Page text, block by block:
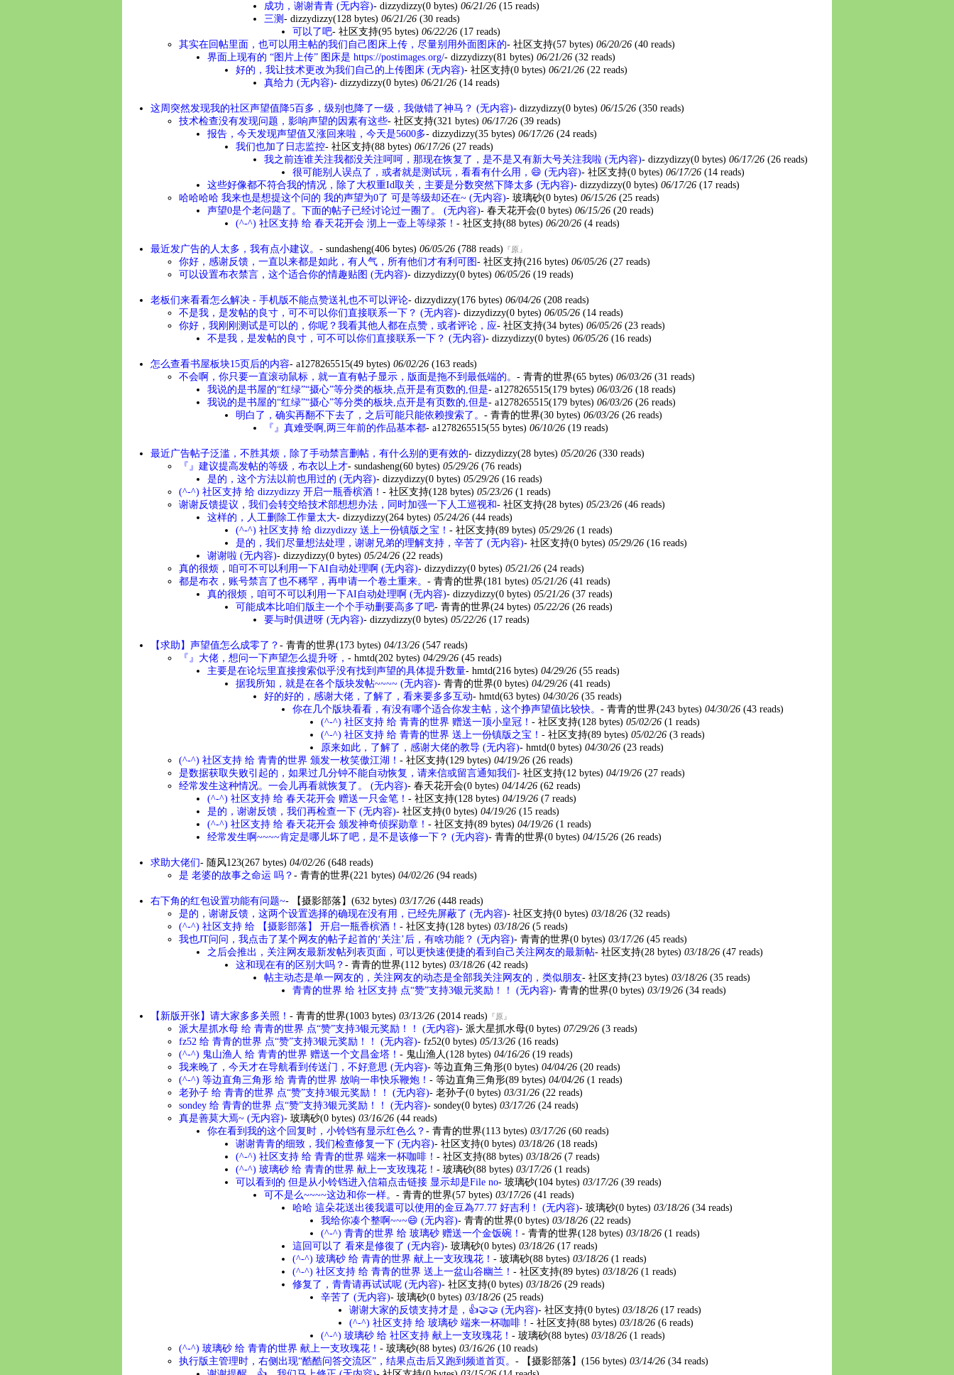
成功，谢谢青青 (无内容)- dizzydizzy(0 bytes) 06/21/26 (15 reads)
三测 - dizzydizzy(128 bytes) 06/21/26 (30 reads)
可以了吧- 社区支持(95 bytes) 06/22/26 (17 reads)
其实在回帖里面，也可以用主帖的我们自己图床上传，尽量别用外面图床的- 社区支持(57 bytes) 06/20/26 (40 reads)
界面上现有的 “图片上传” 图床是 https://postimages.org/- dizzydizzy(81 bytes) 06/21/26 (32 reads)
好的，我让技术更改为我们自己的上传图床 (无内容)- 社区支持(0 bytes) 06/21/26 (22 reads)
真给力 (无内容)- dizzydizzy(0 bytes) 06/21/26 (14 reads)
这周突然发现我的社区声望值降5百多，级别也降了一级，我做错了神马？ (无内容)- dizzydizzy(0 bytes) 06/15/26 (350 reads)
技术检查没有发现问题，影响声望的因素有这些- 社区支持(321 bytes) 06/17/26 (39 reads)
报告，今天发现声望值又涨回来啦，今天是5600多- dizzydizzy(35 bytes) 06/17/26 (24 reads)
我们也加了日志监控- 社区支持(88 bytes) 06/17/26 (27 reads)
我之前连谁关注我都没关注呵呵，那现在恢复了，是不是又有新大号关注我啦 (无内容)- dizzydizzy(0 bytes) 06/17/26 (26 reads)
很可能别人误点了，或者就是测试玩，看看有什么用，😄 (无内容)- 社区支持(0 bytes) 06/17/26 (14 reads)
这些好像都不符合我的情况，除了大权重Id取关，主要是分数突然下降太多 (无内容)- dizzydizzy(0 bytes) 06/17/26 (17 reads)
哈哈哈哈 我来也是想提这个问的 我的声望为0了 可是等级却还在~ (无内容)- 玻璃砂(0 bytes) 06/15/26 (25 reads)
声望0是个老问题了。下面的帖子已经讨论过一圈了。 (无内容)- 春天花开会(0 bytes) 06/15/26 (20 reads)
(^-^) 社区支持 给 春天花开会 沏上一壶上等绿茶！ - 社区支持(88 bytes) 06/20/26 (4 reads)
最近发广告的人太多，我有点小建议。 - sundasheng(406 bytes) 06/05/26 (788 reads) 『原』
你好，感谢反馈，一直以来都是如此，有人气，所有他们才有利可图 - 社区支持(216 bytes) 06/05/26 (27 reads)
可以设置布衣禁言，这个适合你的情趣贴图 (无内容)- dizzydizzy(0 bytes) 06/05/26 (19 reads)
老板们来看看怎么解决 - 手机版不能点赞送礼也不可以评论- dizzydizzy(176 bytes) 06/04/26 (208 reads)
不是我，是发帖的良寸，可不可以你们直接联系一下？ (无内容)- dizzydizzy(0 bytes) 06/05/26 (14 reads)
你好，我刚刚测试是可以的，你呢？我看其他人都在点赞，或者评论，应- 社区支持(34 bytes) 06/05/26 (23 reads)
不是我，是发帖的良寸，可不可以你们直接联系一下？ (无内容)- dizzydizzy(0 bytes) 06/05/26 (16 reads)
怎么查看书屋板块15页后的内容- a1278265515(49 bytes) 06/02/26 (163 reads)
不会啊，你只要一直滚动鼠标，就一直有帖子显示，版面是拖不到最低端的。 - 青青的世界(65 bytes) 06/03/26 (31 reads)
我说的是书屋的“红绿”“摄心”等分类的板块,点开是有页数的,但是- a1278265515(179 bytes) 06/03/26 (18 reads)
我说的是书屋的“红绿”“摄心”等分类的板块,点开是有页数的,但是- a1278265515(179 bytes) 06/03/26 (26 reads)
明白了，确实再翻不下去了，之后可能只能依赖搜索了。 - 青青的世界(30 bytes) 06/03/26 (26 reads)
『』真难受啊,两三年前的作品基本都- a1278265515(55 bytes) 06/10/26 (19 reads)
最近广告帖子泛滥，不胜其烦，除了手动禁言删帖，有什么别的更有效的- dizzydizzy(28 bytes) 05/20/26 (330 reads)
『』建议提高发帖的等级，布衣以上才- sundasheng(60 bytes) 05/29/26 (76 reads)
是的，这个方法以前也用过的 (无内容)- dizzydizzy(0 bytes) 05/29/26 (16 reads)
(^-^) 社区支持 给 dizzydizzy 开启一瓶香槟酒！ - 社区支持(128 bytes) 05/23/26 (1 reads)
谢谢反馈提议，我们会转交给技术部想想办法，同时加强一下人工巡视和- 社区支持(28 bytes) 05/23/26 (46 reads)
这样的，人工删除工作量太大- dizzydizzy(264 bytes) 05/24/26 (44 reads)
(^-^) 社区支持 给 dizzydizzy 送上一份镇版之宝！ - 社区支持(89 bytes) 05/29/26 (1 reads)
是的，我们尽量想法处理，谢谢兄弟的理解支持，辛苦了 (无内容)- 社区支持(0 bytes) 05/29/26 (16 reads)
谢谢啦 (无内容)- dizzydizzy(0 bytes) 05/24/26 (22 reads)
真的很烦，咱可不可以利用一下AI自动处理啊 (无内容)- dizzydizzy(0 bytes) 05/21/26 (24 reads)
都是布衣，账号禁言了也不稀罕，再申请一个卷土重来。 - 青青的世界(181 bytes) 05/21/26 (41 reads)
真的很烦，咱可不可以利用一下AI自动处理啊 (无内容)- dizzydizzy(0 bytes) 05/21/26 (37 reads)
可能成本比咱们版主一个个手动删要高多了吧- 青青的世界(24 bytes) 05/22/26 (26 reads)
要与时俱进呀 (无内容)- dizzydizzy(0 bytes) 05/22/26 (17 reads)
【求助】声望值怎么成零了？ - 青青的世界(173 bytes) 04/13/26 (547 reads)
『』大佬，想问一下声望怎么提升呀， - hmtd(202 bytes) 04/29/26 (45 reads)
主要是在论坛里直接搜索似乎没有找到声望的具体提升数量- hmtd(216 bytes) 04/29/26 (55 reads)
据我所知，就是在各个版块发帖~~~~ (无内容)- 青青的世界(0 bytes) 04/29/26 (41 reads)
好的好的，感谢大佬，了解了，看来要多多互动- hmtd(63 bytes) 04/30/26 (35 reads)
你在几个版块看看，有没有哪个适合你发主帖，这个挣声望值比较快。 - 青青的世界(243 bytes) 04/30/26 (43 reads)
(^-^) 社区支持 给 青青的世界 赠送一顶小皇冠！ - 社区支持(128 bytes) 05/02/26 (1 reads)
(^-^) 社区支持 给 青青的世界 送上一份镇版之宝！ - 社区支持(89 bytes) 05/02/26 (3 reads)
原来如此，了解了，感谢大佬的教导 (无内容)- hmtd(0 bytes) 04/30/26 (23 reads)
(^-^) 社区支持 给 青青的世界 颁发一枚笑傲江湖！ - 社区支持(129 bytes) 04/19/26 (26 reads)
是数据获取失败引起的，如果过几分钟不能自动恢复，请来信或留言通知我们- 社区支持(12 bytes) 04/19/26 (27 reads)
经常发生这种情况。一会儿再看就恢复了。 (无内容)- 春天花开会(0 bytes) 04/14/26 (62 reads)
(^-^) 社区支持 给 春天花开会 赠送一只金笔！ - 社区支持(128 bytes) 04/19/26 (7 reads)
是的，谢谢反馈，我们再检查一下 (无内容)- 社区支持(0 bytes) 04/19/26 (15 reads)
(^-^) 社区支持 给 春天花开会 颁发神奇侦探勋章！ - 社区支持(89 bytes) 04/19/26 (1 reads)
经常发生啊~~~~肯定是哪儿坏了吧，是不是该修一下？ (无内容)- 青青的世界(0 bytes) 04/15/26 (26 reads)
求助大佬们- 随风123(267 bytes) 04/02/26 (648 reads)
是 老婆的故事之命运 吗？ - 青青的世界(221 bytes) 04/02/26 (94 reads)
右下角的红包设置功能有问题~- 【摄影部落】 (632 bytes) 03/17/26 (448 reads)
是的，谢谢反馈，这两个设置选择的确现在没有用，已经先屏蔽了 (无内容)- 社区支持(0 bytes) 03/18/26 (32 reads)
(^-^) 社区支持 给 【摄影部落】 开启一瓶香槟酒！ - 社区支持(128 bytes) 03/18/26 (5 reads)
我也JT问问，我点击了某个网友的帖子起首的‘关注’后，有啥功能？ (无内容)- 青青的世界(0 bytes) 03/17/26 (45 reads)
之后会推出，关注网友最新发帖列表页面，可以更快速便捷的看到自己关注网友的最新帖- 社区支持(28 bytes) 03/18/26 (47 reads)
这和现在有的区别大吗？ - 青青的世界(112 bytes) 03/18/26 (42 reads)
帖主动态是单一网友的，关注网友的动态是全部我关注网友的，类似朋友- 社区支持(23 bytes) 03/18/26 (35 reads)
青青的世界 给 社区支持 点“赞”支持3银元奖励！！ (无内容)- 青青的世界(0 bytes) 03/19/26 (34 reads)
【新版开张】请大家多多关照！ - 青青的世界(1003 bytes) 03/13/26 (2014 reads) 『原』
派大星抓水母 给 青青的世界 点“赞”支持3银元奖励！！ (无内容)- 派大星抓水母(0 bytes) 07/29/26 (3 reads)
fz52 给 青青的世界 点“赞”支持3银元奖励！！ (无内容)- fz52(0 bytes) 05/13/26 (16 reads)
(^-^) 鬼山渔人 给 青青的世界 赠送一个文昌金塔！ - 鬼山渔人(128 bytes) 04/16/26 (19 reads)
我来晚了，今天才在导航看到传送门，不好意思 (无内容)- 等边直角三角形(0 bytes) 04/04/26 (20 reads)
(^-^) 等边直角三角形 给 青青的世界 放响一串快乐鞭炮！ - 等边直角三角形(89 bytes) 04/04/26 (1 reads)
老孙子 给 青青的世界 点“赞”支持3银元奖励！！ (无内容)- 老孙子(0 bytes) 03/31/26 (22 reads)
sondey 给 青青的世界 点“赞”支持3银元奖励！！ (无内容)- sondey(0 bytes) 03/17/26 (24 reads)
真是善莫大焉~ (无内容)- 玻璃砂(0 bytes) 03/16/26 (44 reads)
你在看到我的这个回复时，小铃铛有显示红色么？ - 青青的世界(113 bytes) 03/17/26 (60 reads)
谢谢青青的细致，我们检查修复一下 (无内容)- 社区支持(0 bytes) 03/18/26 (18 reads)
(^-^) 社区支持 给 青青的世界 端来一杯咖啡！ - 社区支持(88 bytes) 03/18/26 (7 reads)
(^-^) 玻璃砂 给 青青的世界 献上一支玫瑰花！ - 玻璃砂(88 bytes) 03/17/26 (1 reads)
可以看到的 但是从小铃铛进入信箱点击链接 显示却是File no- 玻璃砂(104 bytes) 03/17/26 (39 reads)
可不是么~~~~这边和你一样。 - 青青的世界(57 bytes) 03/17/26 (41 reads)
哈哈 這朵花送出後我還可以使用的金豆為77.77 好吉利！ (无内容)- 玻璃砂(0 bytes) 03/18/26 (34 reads)
我给你凑个整啊~~~😄 (无内容)- 青青的世界(0 bytes) 03/18/26 (22 reads)
(^-^) 青青的世界 给 玻璃砂 赠送一个金饭碗！ - 青青的世界(128 bytes) 03/18/26 (1 reads)
這回可以了 看來是修復了 (无内容)- 玻璃砂(0 bytes) 03/18/26 (17 reads)
(^-^) 玻璃砂 给 青青的世界 献上一支玫瑰花！ - 玻璃砂(88 bytes) 03/18/26 (1 reads)
(^-^) 社区支持 给 青青的世界 送上一盆山谷幽兰！ - 社区支持(89 bytes) 03/18/26 (1 reads)
修复了，青青请再试试呢 (无内容)- 社区支持(0 bytes) 03/18/26 (29 reads)
辛苦了 (无内容)- 玻璃砂(0 bytes) 03/18/26 (25 reads)
谢谢大家的反馈支持才是，👍🤝🤝 (无内容)- 社区支持(0 bytes) 03/18/26 (17 reads)
(^-^) 社区支持 给 玻璃砂 端来一杯咖啡！ - 社区支持(88 bytes) 03/18/26 (6 reads)
(^-^) 玻璃砂 给 社区支持 献上一支玫瑰花！ - 玻璃砂(88 bytes) 03/18/26 (1 reads)
(^-^) 玻璃砂 给 青青的世界 献上一支玫瑰花！ - 玻璃砂(88 bytes) 03/16/26 (10 reads)
执行版主管理时，右侧出现“酷酷问答交流区”，结果点击后又跑到频道首页。 - 【摄影部落】 (156 bytes) 03/14/26 (34 reads)